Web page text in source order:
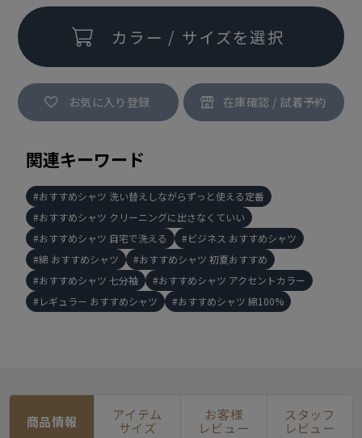
カラー / サイズを選択
お気に入り登録
関連キーワード
おすすめシャツ 洗い替えしながらずっと使える定番
おすすめシャツ クリーニングに出さなくていい
おすすめシャツ 自宅で洗える
ビジネス おすすめシャツ
綿 おすすめシャツ
おすすめシャツ 初夏おすすめ
おすすめシャツ 七分袖
おすすめシャツ アクセントカラー
レギュラー おすすめシャツ
おすすめシャツ 綿100%
商品情報 アイテム
サイズ
お客様
レビュー
スタッフ
レビュー